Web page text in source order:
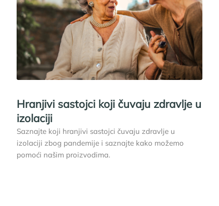
Hranjivi sastojci koji čuvaju zdravlje u
izolaciji
Saznajte koji hranjivi sastojci čuvaju zdravlje u
izolaciji zbog pandemije i saznajte kako možemo
pomoći našim proizvodima.